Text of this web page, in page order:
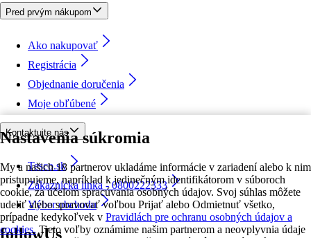
Nastavenia súkromia
My a našich 18 partnerov ukladáme informácie v zariadení alebo k nim
pristupujeme, napríklad k jedinečným identifikátorom v súboroch
cookie, za účelom spracúvania osobných údajov. Svoj súhlas môžete
udeliť alebo spravovať voľbou Prijať alebo Odmietnuť všetko,
prípadne kedykoľvek v Pravidlách pre ochranu osobných údajov a
cookies. Tieto voľby oznámime našim partnerom a neovplyvnia údaje
Pred prvým nákupom
Ako nakupovať
Registrácia
Objednanie doručenia
Moje obľúbené
Kontaktujte nás
Tesco.sk
Zákaznícka linka - 0800222333
Výber obchodu
followUs